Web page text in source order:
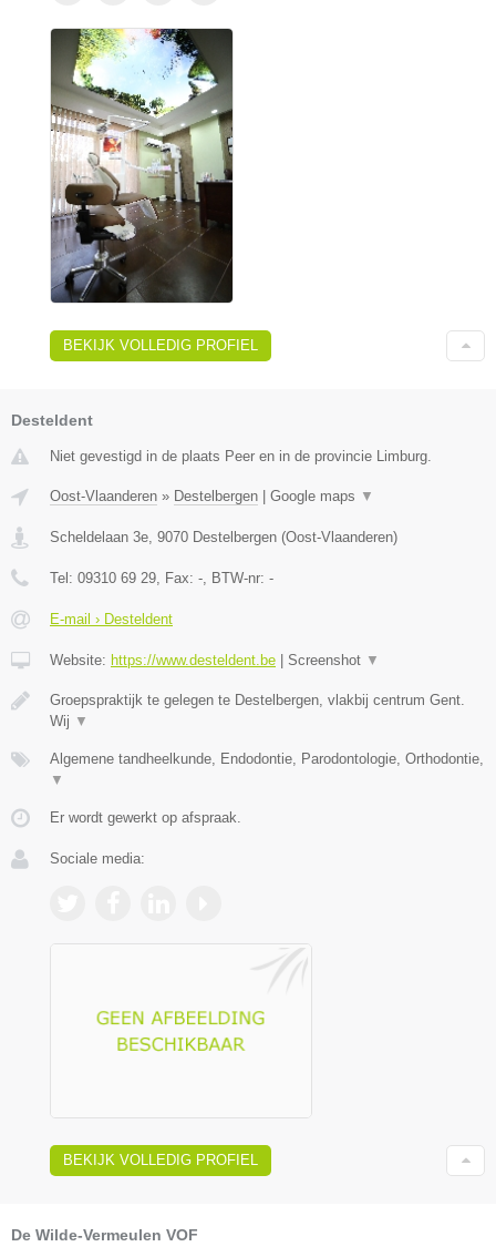
BEKIJK VOLLEDIG PROFIEL
Desteldent
Niet gevestigd in de plaats Peer en in de provincie Limburg.
Oost-Vlaanderen » Destelbergen Google maps ▼
Scheldelaan 3e 9070 Destelbergen (Oost-Vlaanderen)
Tel: 09310 69 29 , Fax: - , BTW-nr: -
E-mail › Desteldent
Website: https://www.desteldent.be Screenshot ▼
Groepspraktijk te gelegen te Destelbergen, vlakbij centrum Gent.
Wij ▼
Algemene tandheelkunde, Endodontie, Parodontologie, Orthodontie,
▼
Er wordt gewerkt op afspraak.
Sociale media:
BEKIJK VOLLEDIG PROFIEL
De Wilde-Vermeulen VOF